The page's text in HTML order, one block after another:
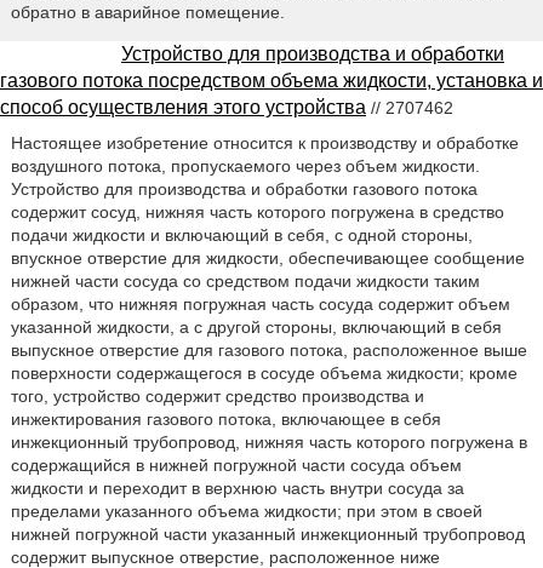
обратно в аварийное помещение.
Устройство для производства и обработки
газового потока посредством объема жидкости, установка и
способ осуществления этого устройства // 2707462
Настоящее изобретение относится к производству и обработке
воздушного потока, пропускаемого через объем жидкости.
Устройство для производства и обработки газового потока
содержит сосуд, нижняя часть которого погружена в средство
подачи жидкости и включающий в себя, с одной стороны,
впускное отверстие для жидкости, обеспечивающее сообщение
нижней части сосуда со средством подачи жидкости таким
образом, что нижняя погружная часть сосуда содержит объем
указанной жидкости, а с другой стороны, включающий в себя
выпускное отверстие для газового потока, расположенное выше
поверхности содержащегося в сосуде объема жидкости; кроме
того, устройство содержит средство производства и
инжектирования газового потока, включающее в себя
инжекционный трубопровод, нижняя часть которого погружена в
содержащийся в нижней погружной части сосуда объем
жидкости и переходит в верхнюю часть внутри сосуда за
пределами указанного объема жидкости; при этом в своей
нижней погружной части указанный инжекционный трубопровод
содержит выпускное отверстие, расположенное ниже